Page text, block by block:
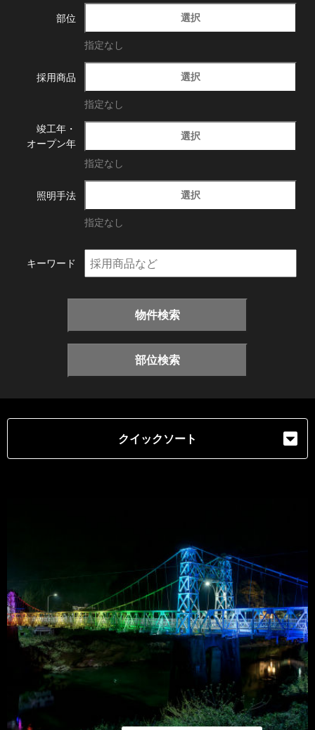
部位 選択
指定なし
採用商品 選択
指定なし
竣工年・
オープン年
選択
指定なし
照明手法 選択
指定なし
キーワード
物件検索
部位検索
クイックソート